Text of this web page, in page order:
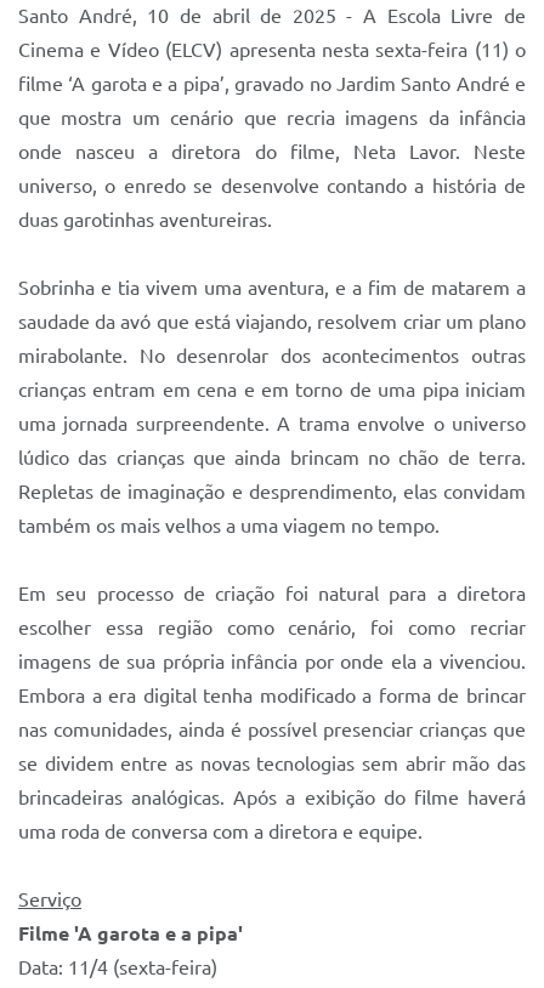
Passe Escolar
Parque Escola
Quadra Fiscal
Autarquias
Santo André, 10 de abril de 2025 - A Escola Livre de
Cinema e Vídeo (ELCV) apresenta nesta sexta-feira (11) o
filme ‘A garota e a pipa’, gravado no Jardim Santo André e
que mostra um cenário que recria imagens da infância
onde nasceu a diretora do filme, Neta Lavor. Neste
universo, o enredo se desenvolve contando a história de
duas garotinhas aventureiras.
Sobrinha e tia vivem uma aventura, e a fim de matarem a
saudade da avó que está viajando, resolvem criar um plano
mirabolante. No desenrolar dos acontecimentos outras
crianças entram em cena e em torno de uma pipa iniciam
uma jornada surpreendente. A trama envolve o universo
lúdico das crianças que ainda brincam no chão de terra.
Repletas de imaginação e desprendimento, elas convidam
também os mais velhos a uma viagem no tempo.
Em seu processo de criação foi natural para a diretora
escolher essa região como cenário, foi como recriar
imagens de sua própria infância por onde ela a vivenciou.
Embora a era digital tenha modificado a forma de brincar
nas comunidades, ainda é possível presenciar crianças que
se dividem entre as novas tecnologias sem abrir mão das
brincadeiras analógicas. Após a exibição do filme haverá
uma roda de conversa com a diretora e equipe.
Serviço
Filme 'A garota e a pipa'
Data: 11/4 (sexta-feira)